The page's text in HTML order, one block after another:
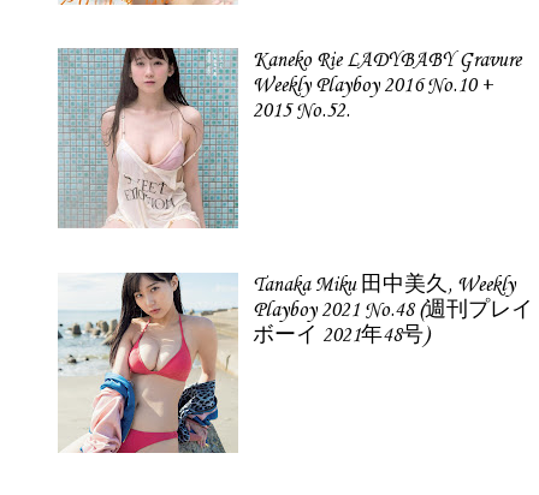
Kaneko Rie LADYBABY Gravure
Weekly Playboy 2016 No.10 +
2015 No.52.
Tanaka Miku 田中美久, Weekly
Playboy 2021 No.48 (週刊プレイ
ボーイ 2021年48号)